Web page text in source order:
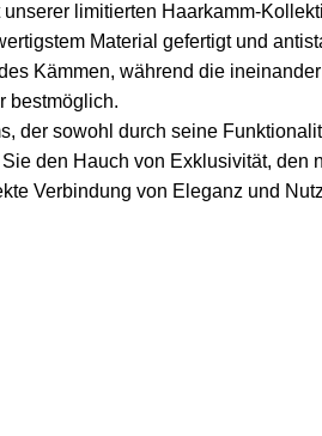
limitierten Haarkamm-
Material gefertigt und
Kämmen, während die
bestmöglich.
der sowohl durch seine
den Hauch von Exklusivität, den
Verbindung von Eleganz und